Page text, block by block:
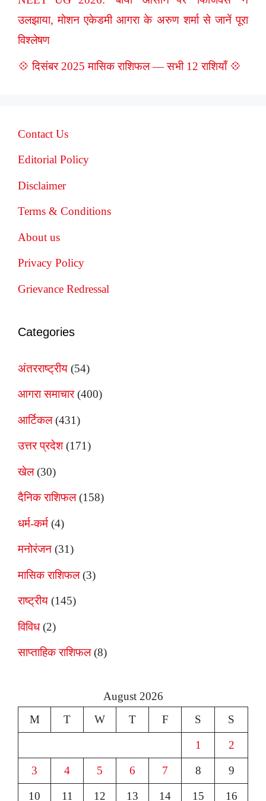
उलझाया, मोशन एकेडमी आगरा के अरुण शर्मा से जानें पूरा
विश्लेषण
💠 दिसंबर 2025 मासिक राशिफल — सभी 12 राशियाँ 💠
Contact Us
Editorial Policy
Disclaimer
Terms & Conditions
About us
Privacy Policy
Grievance Redressal
Categories
अंतरराष्ट्रीय (54)
आगरा समाचार(400)
आर्टिकल(431)
उत्तर प्रदेश(171)
खेल(30)
दैनिक राशिफल(158)
धर्म-कर्म (4)
मनोरंजन (31)
मासिक राशिफल(3)
राष्ट्रीय (145)
विविध(2)
साप्ताहिक राशिफल(8)
August 2026
M
T W T F S S
1 2
3 4 5 6 7 8 9
10 11 12 13 14 15 16